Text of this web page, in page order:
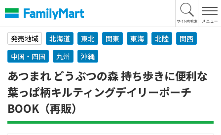
文
へ
発売地域
北海道 東北 関東 東海 北陸
関西
中国・四国
九州 沖縄
あつまれ どうぶつの森 持ち歩きに便利な
葉っぱ柄キルティングデイリーポーチ
BOOK（再販）